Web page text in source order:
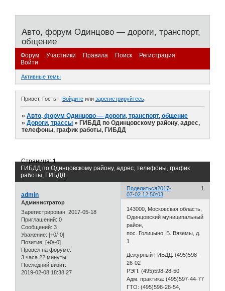
Авто, форум Одинцово — дороги, транспорт,
общение
Форум Участники Правила Поиск
Регистрация
Войти
Активные темы
Привет, Гость! Войдитеили зарегистрируйтесь.
»Авто, форум Одинцово — дороги, транспорт, общение
»Дороги, трассы »ГИБДД по Одинцовскому району, адрес,
телефоны, график работы, ГИБДД
ГИБДД по Одинцовскому району, адрес, телефоны, график
работы, ГИБДД
Страница:1
Поделиться 1
2017-
07-02 12:50:03
admin
Администратор
Зарегистрирован: 2017-05-18
Приглашений: 0
Сообщений: 3
Уважение: [+0/-0]
Позитив: [+0/-0]
Провел на форуме:
3 часа 22 минуты
Последний визит:
2019-02-08 18:38:27
143000, Московская область,
Одинцовcкий муниципальный
район,
пос. Голицыно, Б. Вяземы, д.
1
Дежурный ГИБДД: (495)598-
26-02
РЭП: (495)598-28-50
Адм. практика: (495)597-44-77
ГТО: (495)598-28-54,